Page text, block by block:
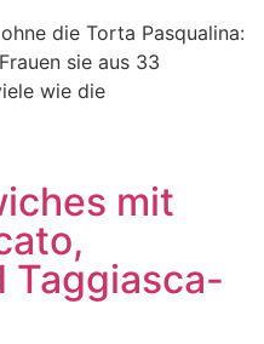
die Torta Pasqualina:
sie aus 33
wie die
mit
Taggiasca-